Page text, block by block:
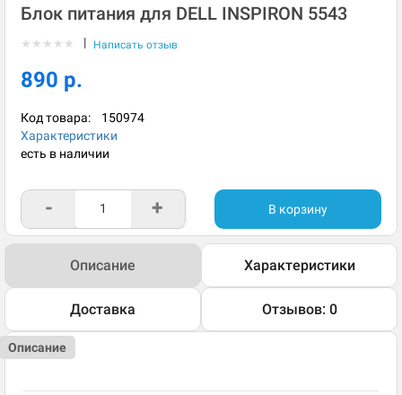
Блок питания для DELL INSPIRON 5543
★ ★ ★ ★ ★ | Написать отзыв
890 р.
Код товара: 150974
Характеристики
есть в наличии
- + В корзину
Описание Характеристики
Доставка Отзывов: 0
Описание